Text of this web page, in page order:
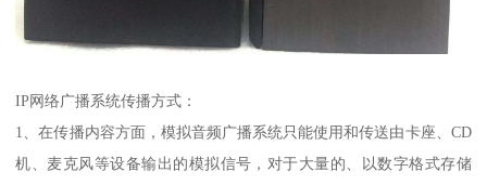
IP网络广播系统传播方式：
1、在传播内容方面，模拟音频广播系统只能使用和传送由卡座、CD
机、麦克风等设备输出的模拟信号，对于大量的、以数字格式存储